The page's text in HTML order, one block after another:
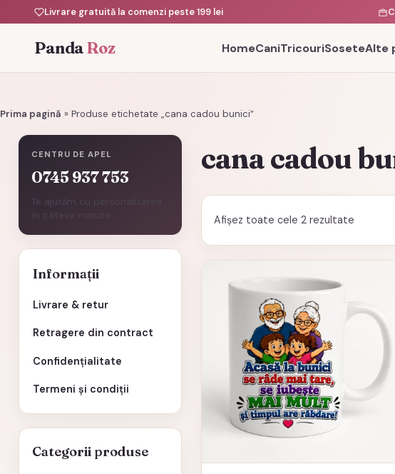
Livrare gratuită la comenzi peste 199 lei
PandaRoz HomeCaniTricouriSoseteAlte
Prima pagină » Produse etichetate „cana cadou bunici”
CENTRU DE APEL
0745 937 753
Te ajutăm cu personalizarea
în câteva minute.
Informații
Livrare & retur
Retragere din contract
Confidențialitate
Termeni și condiții
Categorii produse
cana cadou
Afișez toate cele 2 rezultate